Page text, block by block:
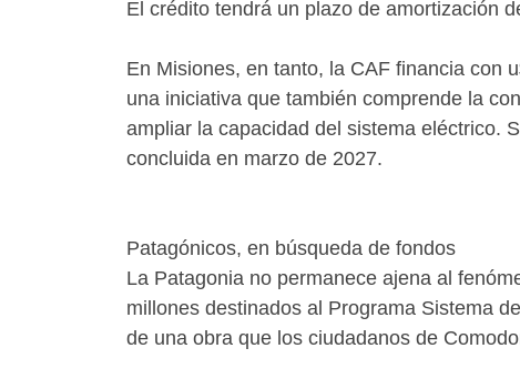
El crédito tendrá un plazo de amortización
En Misiones, en tanto, la CAF financia con
una iniciativa que también comprende la
ampliar la capacidad del sistema eléctrico.
concluida en marzo de 2027.
Patagónicos, en búsqueda de fondos
La Patagonia no permanece ajena al
millones destinados al Programa Sistema
de una obra que los ciudadanos de